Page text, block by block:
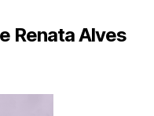
Renata Alves